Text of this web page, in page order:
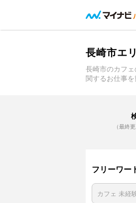
長崎市エ
長崎市のカフ
関するお仕事
（最終
フリーワー